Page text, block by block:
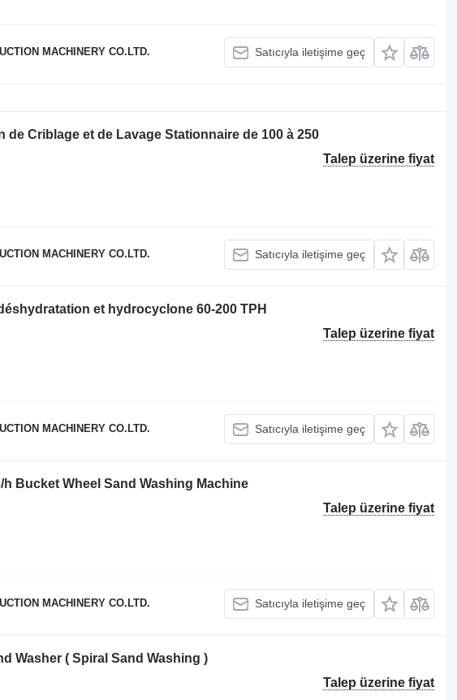
MACHINERY CO.LTD. Satıcıyla iletişime geç
de Criblage et de Lavage Stationnaire de 100 à 250
Talep üzerine fiyat
MACHINERY CO.LTD. Satıcıyla iletişime geç
et hydrocyclone 60-200 TPH
Talep üzerine fiyat
MACHINERY CO.LTD. Satıcıyla iletişime geç
Bucket Wheel Sand Washing Machine
Talep üzerine fiyat
MACHINERY CO.LTD. Satıcıyla iletişime geç
Washer ( Spiral Sand Washing )
Talep üzerine fiyat